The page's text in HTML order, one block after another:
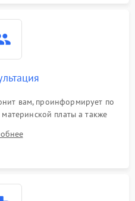
вам, проинформирует по
платы а также